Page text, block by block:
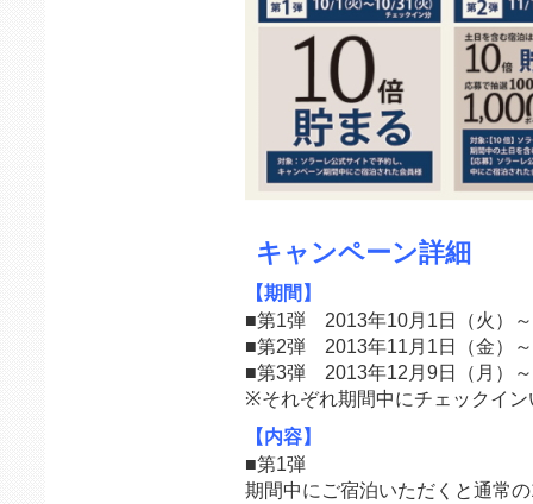
キャンペーン詳細
【期間】
■第1弾 2013年10月1日（火）
■第2弾 2013年11月1日（金）
■第3弾 2013年12月9日（月）
※それぞれ期間中にチェックイ
【内容】
■第1弾
期間中にご宿泊いただくと通常